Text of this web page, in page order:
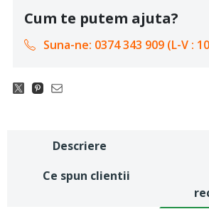
Cum te putem ajuta?
Suna-ne: 0374 343 909 (L-V :
Descriere
Ce spun clientii